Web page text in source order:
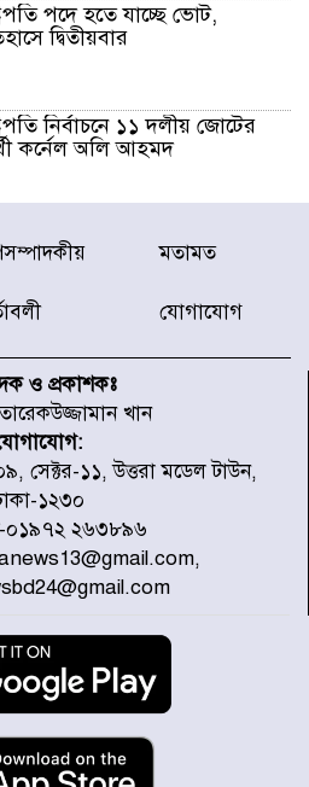
পদে হতে যাচ্ছে ভোট,
দ্বিতীয়বার
নির্বাচনে ১১ দলীয় জোটের
কর্নেল অলি আহমদ
সঙ্গে সমন্বয়ে পরিচ্ছন্নতার
উদ্যোগ নিকুঞ্জ-টানপাড়ায়
উত্তরা ১৩ নং সেক্টর-এ
পরিচ্ছন্নতা অভিযান
অভিযানে ২৪ ঘণ্টায় গ্রেপ্তার
উদ্ধার মাদক-অস্ত্র
চরে বিপদে পড়া কচ্ছপ উদ্ধার
অবমুক্ত
পৌঁছে নির্ধারিত কর্মসূচিতে
দিয়েছেন প্রধানমন্ত্রী
মতামত
যোগাযোগ
ও প্রকাশকঃ
খান
সেক্টর-১১, উত্তরা মডেল টাউন,
১২৩০
০১৯৭২ ২৬৩৮৯৬